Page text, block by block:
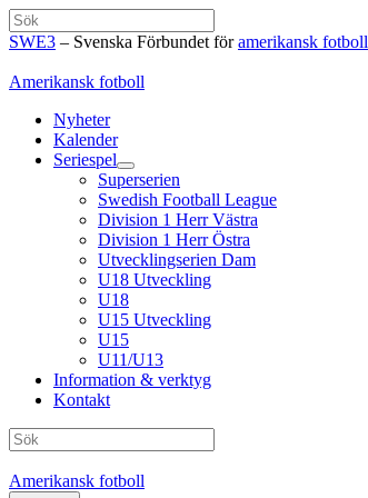
Hoppa
till
Sök
SWE3 – Svenska Förbundet föramerikansk fotboll
Amerikansk fotboll
Nyheter
Kalender
Seriespel
Superserien
Swedish Football League
Division 1 Herr Västra
Division 1 Herr Östra
Utvecklingserien Dam
U18 Utveckling
U18
U15 Utveckling
U15
U11/U13
Information & verktyg
Kontakt
Sök
Amerikansk fotboll